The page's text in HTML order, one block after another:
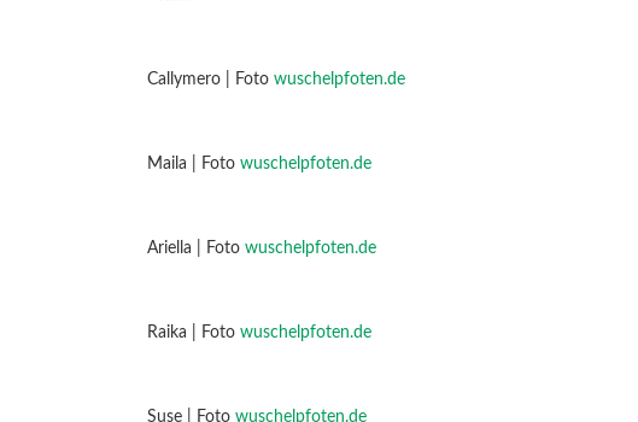
Callymero | Foto wuschelpfoten.de
Maila | Foto wuschelpfoten.de
Ariella | Foto wuschelpfoten.de
Raika | Foto wuschelpfoten.de
Suse | Foto wuschelpfoten.de